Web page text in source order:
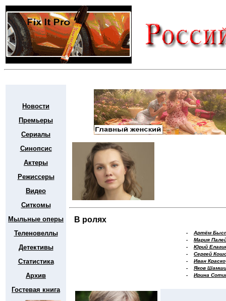
Новости
Премьеры
Сериалы
Синопсис
Актеры
Режиссеры
Видео
Ситкомы
Мыльные оперы
Теленовеллы
Детективы
Статистика
Архив
Гостевая книга
В ролях
- Артём
- Мария
- Юрий
- Сергей
- Иван Краско
- Яков
- Ирина